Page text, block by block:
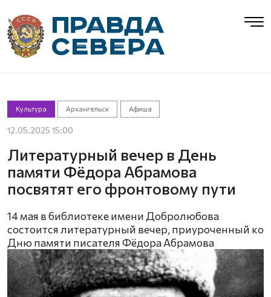
Культура Архангельск Афиша
12.05.2025 15:00
Литературный вечер в День
памяти Фёдора Абрамова
посвятят его фронтовому пути
14 мая в библиотеке имени Добролюбова
состоится литературный вечер, приуроченный ко
Дню памяти писателя Фёдора Абрамова